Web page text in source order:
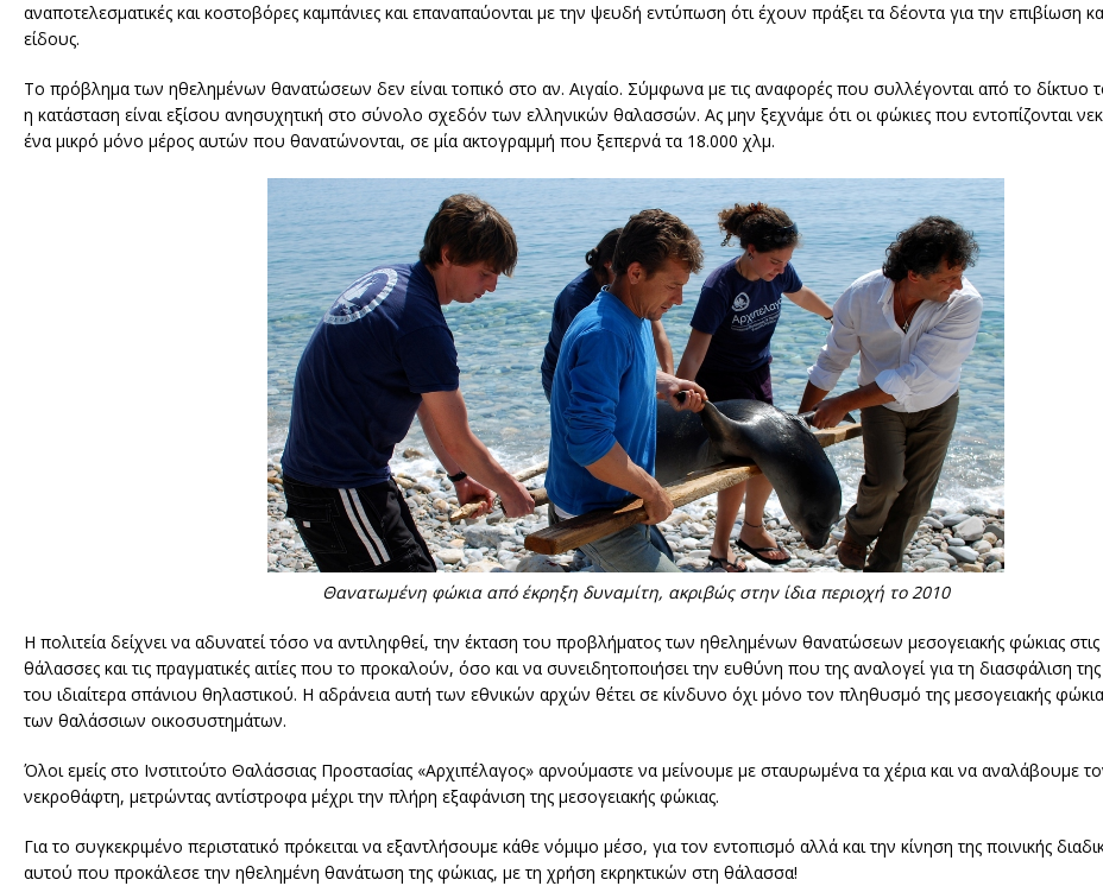
αναποτελεσματικές και κοστοβόρες καμπάνιες και επαναπαύονται με την ψευδή εντύπωση ότι έχουν πράξει τα δέοντα για την επιβίωση
είδους.
Το πρόβλημα των ηθελημένων θανατώσεων δεν είναι τοπικό στο αν. Αιγαίο. Σύμφωνα με τις αναφορές που συλλέγονται από το δίκτυο
η κατάσταση είναι εξίσου ανησυχητική στο σύνολο σχεδόν των ελληνικών θαλασσών. Ας μην ξεχνάμε ότι οι φώκιες που εντοπίζονται
ένα μικρό μόνο μέρος αυτών που θανατώνονται, σε μία ακτογραμμή που ξεπερνά τα 18.000 χλμ.
Θανατωμένη φώκια από έκρηξη δυναμίτη, ακριβώς στην ίδια περιοχή το 2010
Η πολιτεία δείχνει να αδυνατεί τόσο να αντιληφθεί, την έκταση του προβλήματος των ηθελημένων θανατώσεων μεσογειακής φώκιας στις
θάλασσες και τις πραγματικές αιτίες που το προκαλούν, όσο και να συνειδητοποιήσει την ευθύνη που της αναλογεί για τη διασφάλιση
του ιδιαίτερα σπάνιου θηλαστικού. Η αδράνεια αυτή των εθνικών αρχών θέτει σε κίνδυνο όχι μόνο τον πληθυσμό της μεσογειακής
των θαλάσσιων οικοσυστημάτων.
Όλοι εμείς στο Ινστιτούτο Θαλάσσιας Προστασίας «Αρχιπέλαγος» αρνούμαστε να μείνουμε με σταυρωμένα τα χέρια και να αναλάβουμε
νεκροθάφτη, μετρώντας αντίστροφα μέχρι την πλήρη εξαφάνιση της μεσογειακής φώκιας.
Για το συγκεκριμένο περιστατικό πρόκειται να εξαντλήσουμε κάθε νόμιμο μέσο, για τον εντοπισμό αλλά και την κίνηση της ποινικής
αυτού που προκάλεσε την ηθελημένη θανάτωση της φώκιας, με τη χρήση εκρηκτικών στη θάλασσα!